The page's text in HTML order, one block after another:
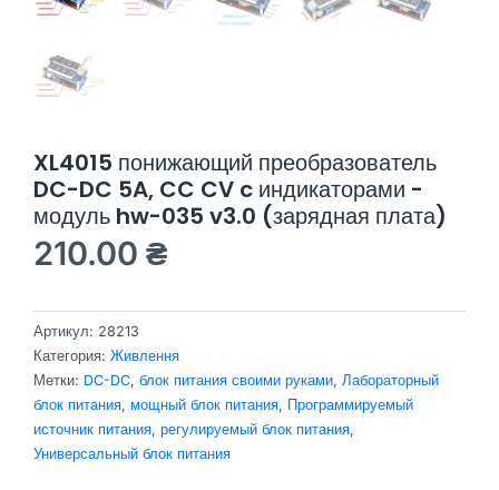
XL4015 понижающий преобразователь
DC-DC 5A, CC CV c индикаторами -
модуль hw-035 v3.0 (зарядная плата)
210.00 ₴
Артикул: 28213
Категория: Живлення
Метки: DC-DC блок питания своими руками Лабораторный
блок питания мощный блок питания Программируемый
источник питания регулируемый блок питания
Универсальный блок питания